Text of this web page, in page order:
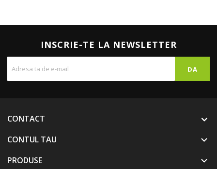
INSCRIE-TE LA NEWSLETTER
CONTACT
CONTUL TAU

PRODUSE 